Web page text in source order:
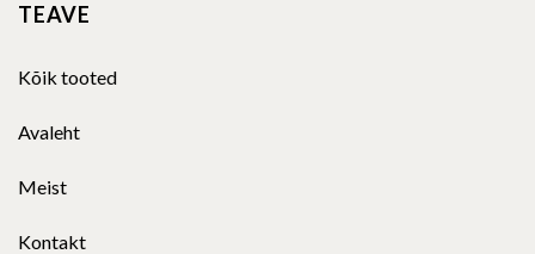
TEAVE
Kõik tooted
Avaleht
Meist
Kontakt